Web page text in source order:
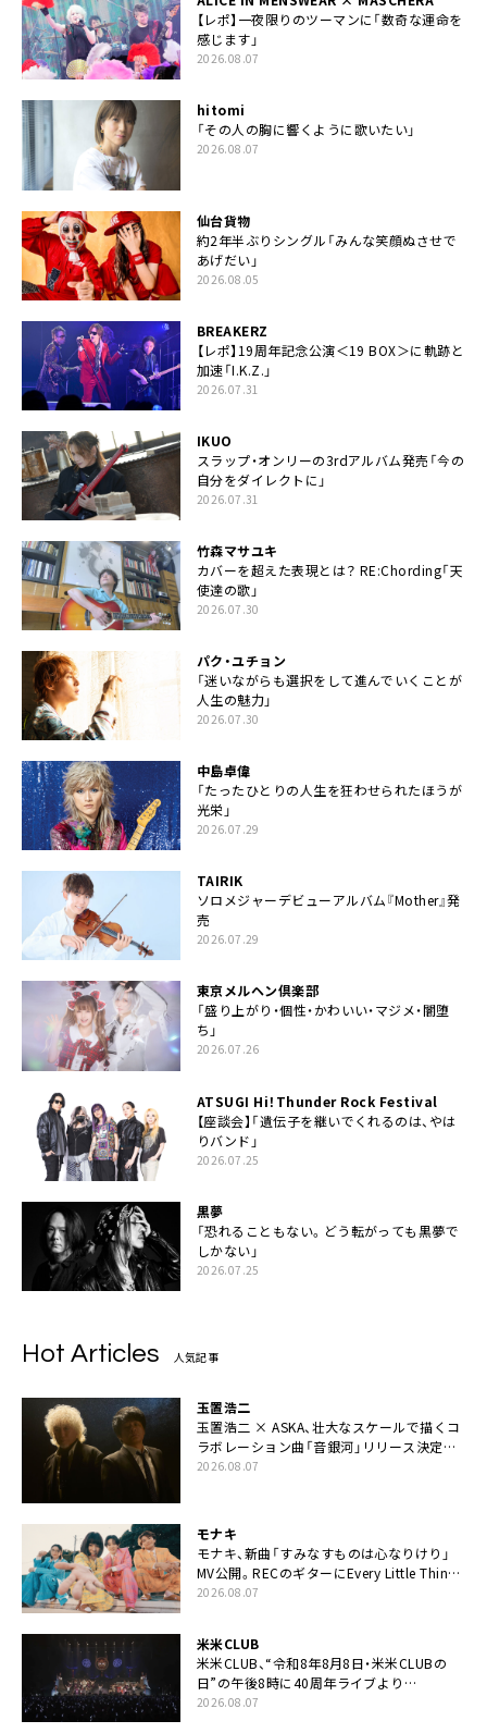
【レポ】一夜限りのツーマンに「数奇な運命を
感じます」
2026.08.07
hitomi
「その人の胸に響くように歌いたい」
2026.08.07
仙台貨物
約2年半ぶりシングル「みんな笑顔ぬさせで
あげだい」
2026.08.05
BREAKERZ
【レポ】19周年記念公演＜19 BOX＞に軌跡と
加速「I.K.Z.」
2026.07.31
IKUO
スラップ・オンリーの3rdアルバム発売「今の
自分をダイレクトに」
2026.07.31
竹森マサユキ
カバーを超えた表現とは？ RE:Chording「天
使達の歌」
2026.07.30
パク・ユチョン
「迷いながらも選択をして進んでいくことが
人生の魅力」
2026.07.30
中島卓偉
「たったひとりの人生を狂わせられたほうが
光栄」
2026.07.29
TAIRIK
ソロメジャーデビューアルバム『Mother』発
売
2026.07.29
東京メルヘン倶楽部
「盛り上がり・個性・かわいい・マジメ・闇堕
ち」
2026.07.26
ATSUGI Hi！Thunder Rock Festival
【座談会】「遺伝子を継いでくれるのは、やは
りバンド」
2026.07.25
黒夢
「恐れることもない。どう転がっても黒夢で
しかない」
2026.07.25
Hot Articles 人気記事
玉置浩二
玉置浩二 × ASKA、壮大なスケールで描くコ
ラボレーション曲「音銀河」リリース決定。
カップリングには新曲「命の宿り」収録も
2026.08.07
モナキ
モナキ、新曲「すみなすものは心なりけり」
MV公開。RECのギターにEvery Little Thing・
伊藤一朗参加も
2026.08.07
米米CLUB
米米CLUB、“令和8年8月8日・米米CLUBの
日”の午後8時に40周年ライブより
「FANtachy medley」を88年限定公開
2026.08.07